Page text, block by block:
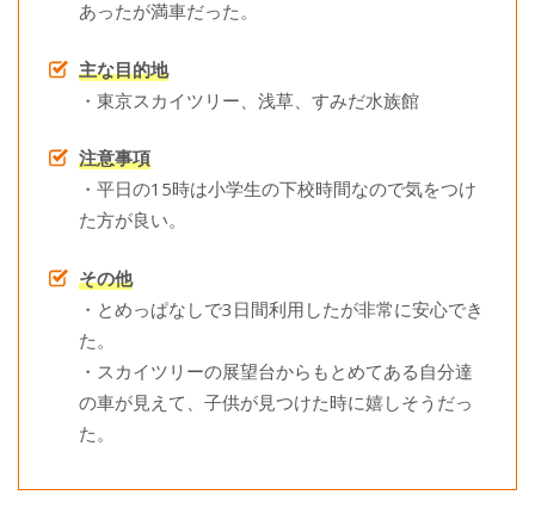
あったが満車だった。
主な目的地
・東京スカイツリー、浅草、すみだ水族館
注意事項
・平日の15時は小学生の下校時間なので気をつけ
た方が良い。
その他
・とめっぱなしで3日間利用したが非常に安心でき
た。
・スカイツリーの展望台からもとめてある自分達
の車が見えて、子供が見つけた時に嬉しそうだっ
た。